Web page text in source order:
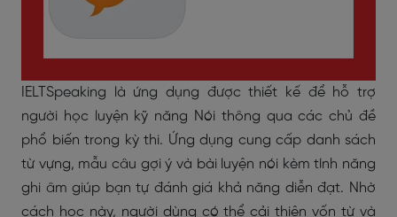
IELTSpeaking là ứng dụng được thiết kế để hỗ trợ
người học luyện kỹ năng Nói thông qua các chủ đề
phổ biến trong kỳ thi. Ứng dụng cung cấp danh sách
từ vựng, mẫu câu gợi ý và bài luyện nói kèm tính năng
ghi âm giúp bạn tự đánh giá khả năng diễn đạt. Nhờ
cách học này, người dùng có thể cải thiện vốn từ và